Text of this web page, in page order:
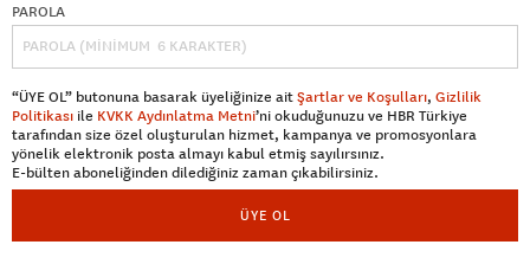
PAROLA
“ÜYE OL” butonuna basarak üyeliğinize aitŞartlar ve Koşulları, Gizlilik
Politikası ile KVKK Aydınlatma Metni’ni okuduğunuzu ve HBR Türkiye
tarafından size özel oluşturulan hizmet, kampanya ve promosyonlara
yönelik elektronik posta almayı kabul etmiş sayılırsınız.
E-bülten aboneliğinden dilediğiniz zaman çıkabilirsiniz.
ÜYE OL